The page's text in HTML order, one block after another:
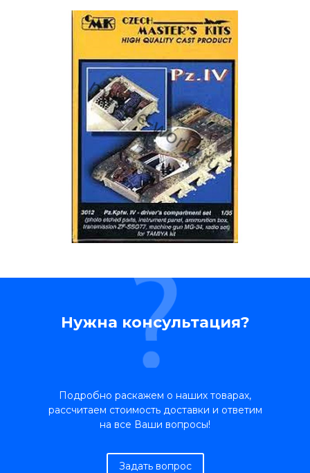
Нужна консультация?
Подробно раскажем о наших товарах,
рассчитаем стоимость доставки и ответим
на все Ваши вопросы!
Задать вопрос